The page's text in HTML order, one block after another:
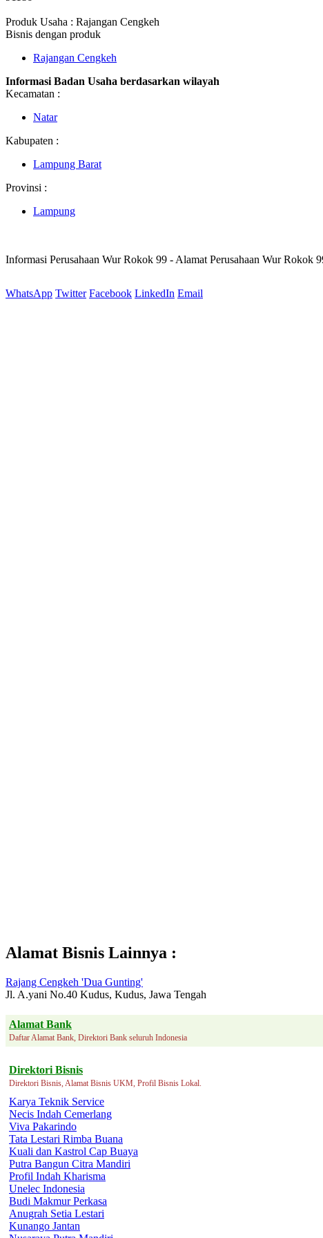
Produk Usaha : Rajangan Cengkeh
Bisnis dengan produk
Rajangan Cengkeh
Informasi Badan Usaha berdasarkan wilayah
Kecamatan :
Natar
Kabupaten :
Lampung Barat
Provinsi :
Lampung
Informasi Perusahaan Wur Rokok 99 - Alamat Perusahaan Wur Rokok
WhatsApp Twitter Facebook LinkedIn Email
Alamat Bisnis Lainnya :
Rajang Cengkeh 'Dua Gunting'
Jl. A.yani No.40 Kudus, Kudus, Jawa Tengah
Alamat Bank
Daftar Alamat Bank, Direktori Bank seluruh Indonesia
Direktori Bisnis
Direktori Bisnis, Alamat Bisnis UKM, Profil Bisnis Lokal.
Karya Teknik Service
Necis Indah Cemerlang
Viva Pakarindo
Tata Lestari Rimba Buana
Kuali dan Kastrol Cap Buaya
Putra Bangun Citra Mandiri
Profil Indah Kharisma
Unelec Indonesia
Budi Makmur Perkasa
Anugrah Setia Lestari
Kunango Jantan